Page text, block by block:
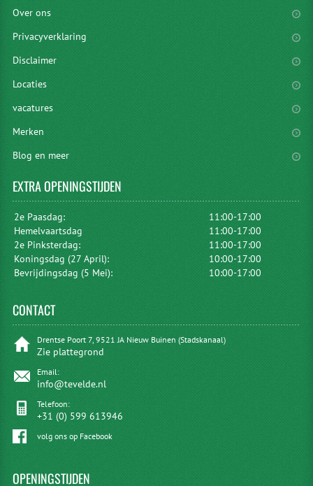
Over ons
Privacyverklaring
Disclaimer
Locaties
vacatures
Merken
Blog en meer
EXTRAOPENINGSTIJDEN
2e Paasdag:
11:00-17:00
Hemelvaartsdag
11:00-17:00
2e Pinksterdag:
11:00-17:00
Koningsdag (27 April):
10:00-17:00
Bevrijdingsdag (5 Mei):
10:00-17:00
CONTACT
Drentse Poort 7, 9521 JA Nieuw Buinen (Stadskanaal)
Zie plattegrond
Email:
info@tevelde.nl
Telefoon:
+31 (0) 599 613946
volg ons op Facebook
OPENINGSTIJDEN